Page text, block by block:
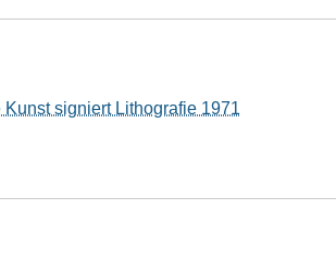
signiert Lithografie 1971